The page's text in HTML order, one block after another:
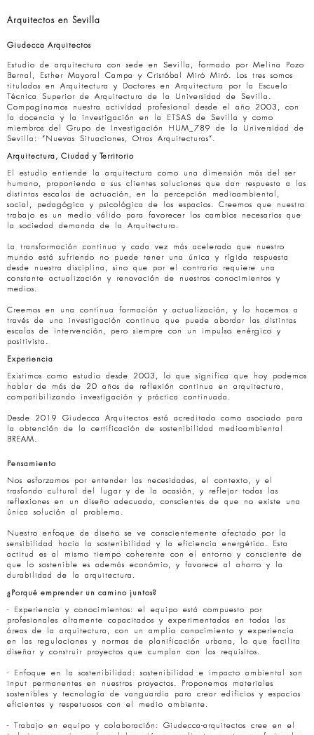
Arquitectos en Sevilla
Giudecca Arquitectos
Estudio de arquitectura con sede en Sevilla, formado por Melina Pozo
Bernal, Esther Mayoral Campa y Cristóbal Miró Miró. Los tres somos
titulados en Arquitectura y Doctores en Arquitectura por la Escuela
Técnica Superior de Arquitectura de la Universidad de Sevilla.
Compaginamos nuestra actividad profesional desde el año 2003, con
la docencia y la investigación en la ETSAS de Sevilla y como
miembros del Grupo de Investigación HUM_789 de la Universidad de
Sevilla: “Nuevas Situaciones, Otras Arquitecturas”.
Arquitectura, Ciudad y Territorio
El estudio entiende la arquitectura como una dimensión más del ser
humano, proponiendo a sus clientes soluciones que dan respuesta a las
distintas escalas de actuación, en la percepción medioambiental,
social, pedagógica y psicológica de los espacios. Creemos que nuestro
trabajo es un medio válido para favorecer los cambios necesarios que
la sociedad demanda de la Arquitectura.
La transformación continua y cada vez más acelerada que nuestro
mundo está sufriendo no puede tener una única y rígida respuesta
desde nuestra disciplina, sino que por el contrario requiere una
constante actualización y renovación de nuestros conocimientos y
medios.
Creemos en una continua formación y actualización, y lo hacemos a
través de una investigación continua que puede abordar las distintas
escalas de intervención, pero siempre con un impulso enérgico y
positivista.
Experiencia
Existimos como estudio desde 2003, lo que significa que hoy podemos
hablar de más de 20 años de reflexión continua en arquitectura,
compatibilizando investigación y práctica continuada.
Desde 2019 Giudecca Arquitectos está acreditado como asociado para
la obtención de la certificación de sostenibilidad medioambiental
BREAM.
Pensamiento
Nos esforzamos por entender las necesidades, el contexto, y el
trasfondo cultural del lugar y de la ocasión, y reflejar todas las
reflexiones en un diseño adecuado, conscientes de que no existe una
única solución al problema.
Nuestro enfoque de diseño se ve conscientemente afectado por la
sensibilidad hacia la sostenibilidad y la eficiencia energética. Esta
actitud es al mismo tiempo coherente con el entorno y consciente de
que lo sostenible es además económio, y favorece al ahorro y la
durabilidad de la arquitectura.
¿Porqué emprender un camino juntos?
- Experiencia y conocimientos: el equipo está compuesto por
profesionales altamente capacitados y experimentados en todas las
áreas de la arquitectura, con un amplio conocimiento y experiencia
en las regulaciones y normas de planificación urbana, lo que facilita
diseñar y construir proyectos que cumplan con los requisitos.
- Enfoque en la sostenibilidad: sostenibilidad e impacto ambiental son
input permanentes en nuestros proyectos. Proponemos materiales
sostenibles y tecnología de vanguardia para crear edificios y espacios
eficientes y respetuosos con el medio ambiente.
- Trabajo en equipo y colaboración: Giudecca-arquitectos cree en el